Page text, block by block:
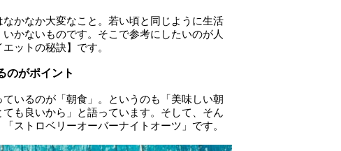
かなか大変なこと。若い頃と同じように生活
かないものです。そこで参考にしたいのが人
ットの秘訣】です。
のがポイント
いるのが「朝食」。というのも「美味しい朝
も良いから」と語っています。そして、そん
ストロベリーオーバーナイトオーツ」です。